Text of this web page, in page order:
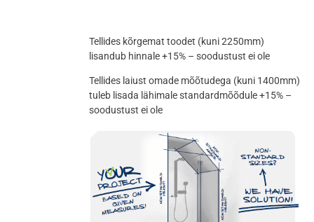
Tellides kõrgemat toodet (kuni 2250mm)
lisandub hinnale +15% – soodustust ei ole
Tellides laiust omade mõõtudega (kuni 1400mm)
tuleb lisada lähimale standardmõõdule +15% –
soodustust ei ole